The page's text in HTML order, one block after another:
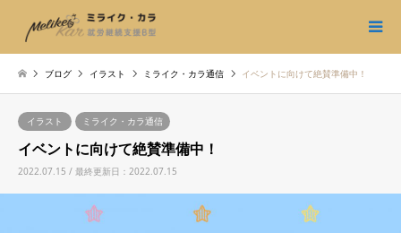
ブログ イラスト ミライク・カラ通信 イベントに向けて絶賛準備中！
イラスト ミライク・カラ通信
イベントに向けて絶賛準備中！
2022.07.15 / 最終更新日：2022.07.15